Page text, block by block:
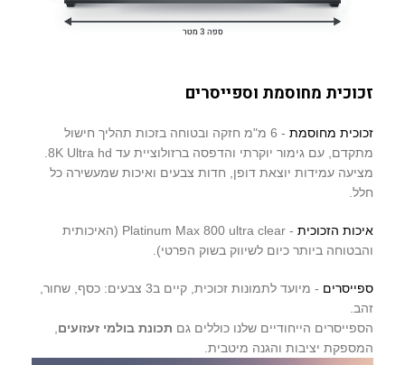
זכוכית מחוסמת וספייסרים
זכוכית מחוסמת
- 6 מ"מ חזקה ובטוחה בזכות תהליך חישול
מציעה עמידות יוצאת דופן, חדות צבעים ואיכות שמעשירה כל
חלל.
איכות הזכוכית
- Platinum Max 800 ultra clear (האיכותית
והבטוחה ביותר כיום לשיווק בשוק הפרטי).
ספייסרים
- מיועד לתמונות זכוכית, קיים ב3 צבעים: כסף, שחור,
זהב.
הספייסרים הייחודיים שלנו כוללים גם תכונת בולמי זעזועים
המספקת יציבות והגנה מיטבית.